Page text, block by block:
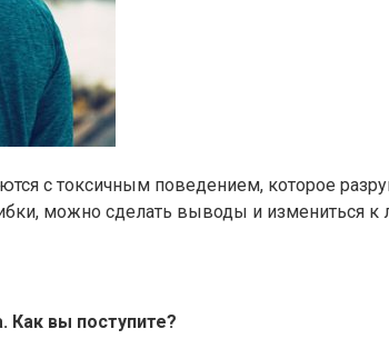
с токсичным поведением, которое
можно сделать выводы и измениться к
Как вы поступите?